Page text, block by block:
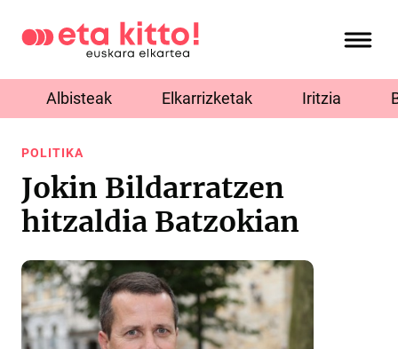
Albisteak Elkarrizketak Iritzia
POLITIKA
Jokin Bildarratzen
hitzaldia Batzokian